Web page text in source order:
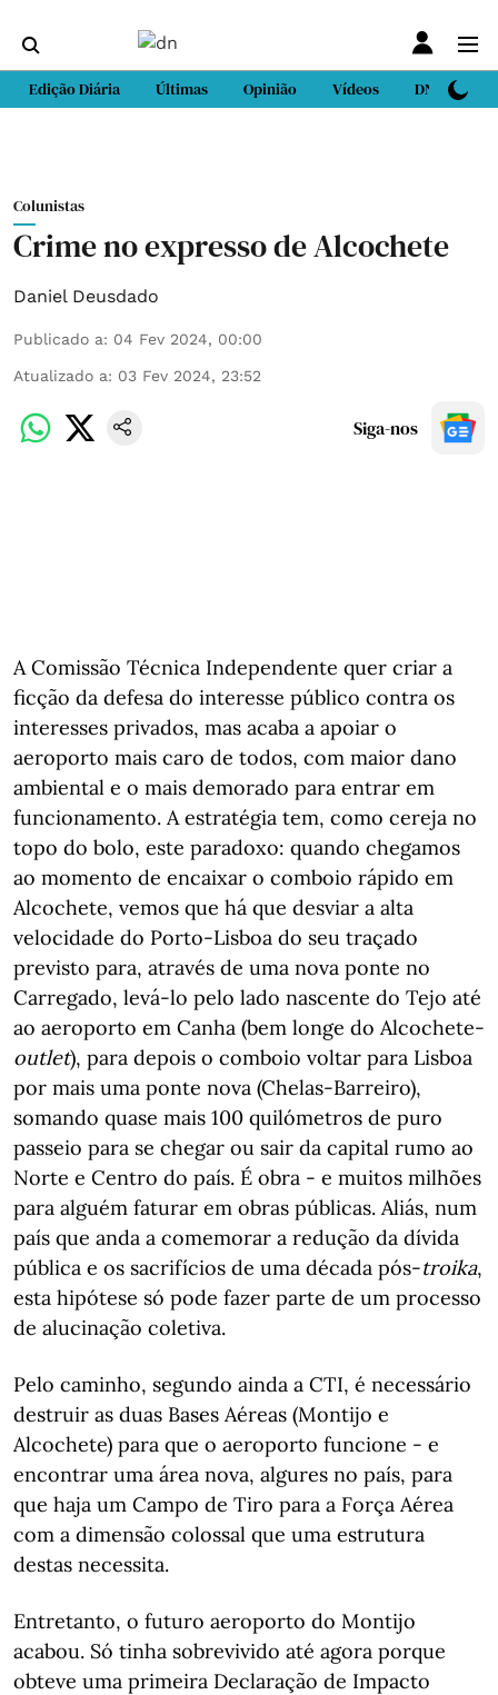
Edição Diária Últimas Opinião Vídeos DN Sport
Colunistas
Crime no expresso de Alcochete
Daniel Deusdado
Publicado a: 04 Fev 2024, 00:00
Atualizado a: 03 Fev 2024, 23:52
Siga-nos
A Comissão Técnica Independente quer criar a
ficção da defesa do interesse público contra os
interesses privados, mas acaba a apoiar o
aeroporto mais caro de todos, com maior dano
ambiental e o mais demorado para entrar em
funcionamento. A estratégia tem, como cereja no
topo do bolo, este paradoxo: quando chegamos
ao momento de encaixar o comboio rápido em
Alcochete, vemos que há que desviar a alta
velocidade do Porto-Lisboa do seu traçado
previsto para, através de uma nova ponte no
Carregado, levá-lo pelo lado nascente do Tejo até
ao aeroporto em Canha (bem longe do Alcochete-
outlet), para depois o comboio voltar para Lisboa
por mais uma ponte nova (Chelas-Barreiro),
somando quase mais 100 quilómetros de puro
passeio para se chegar ou sair da capital rumo ao
Norte e Centro do país. É obra - e muitos milhões
para alguém faturar em obras públicas. Aliás, num
país que anda a comemorar a redução da dívida
pública e os sacrifícios de uma década pós-troika,
esta hipótese só pode fazer parte de um processo
de alucinação coletiva.
Pelo caminho, segundo ainda a CTI, é necessário
destruir as duas Bases Aéreas (Montijo e
Alcochete) para que o aeroporto funcione - e
encontrar uma área nova, algures no país, para
que haja um Campo de Tiro para a Força Aérea
com a dimensão colossal que uma estrutura
destas necessita.
Entretanto, o futuro aeroporto do Montijo
acabou. Só tinha sobrevivido até agora porque
obteve uma primeira Declaração de Impacto